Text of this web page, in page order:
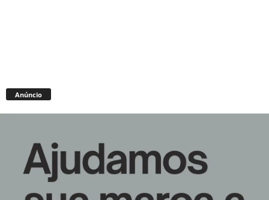
Anúncio